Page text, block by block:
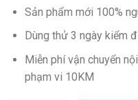
Sản phẩm mới 100%
Dùng thử 3 ngày kiểm
Miễn phí vận chuyển
phạm vi 10KM